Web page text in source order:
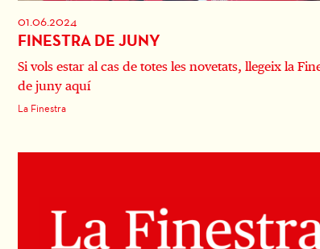
01.06.2024
FINESTRA DE JUNY
Si vols estar al cas de totes les novetats, llegeix la
de juny aquí
La Finestra